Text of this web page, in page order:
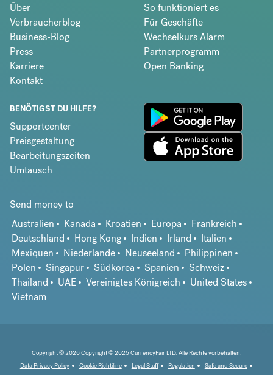
Über
Verbraucherblog
Business-Blog
Press
Karriere
Kontakt
So funktioniert es
Für Geschäfte
Wechselkurs Alarm
Partnerprogramm
Open Banking
BENÖTIGST DU HILFE?
Supportcenter
Preisgestaltung
Bearbeitungszeiten
Umtausch
Send money to
Australien
Kanada Kroatien Europa
Frankreich
Deutschland
Hong Kong Indien Irland
Italien
Mexiquen
Niederlande Neuseeland
Philippinen
Polen
Singapur Südkorea Spanien
Schweiz
Thailand
UAE Vereinigtes Königreich
United States
Vietnam
Copyright © 2026 Copyright © 2025 CurrencyFair LTD. Alle Rechte vorbehalten.
Data Privacy Policy
Cookie Richtiline Legal Stuff Regulation
Safe and Secure